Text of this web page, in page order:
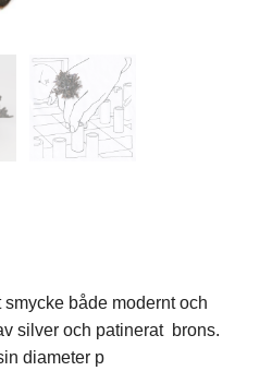
både modernt och
silver och patinerat brons.
diameter p